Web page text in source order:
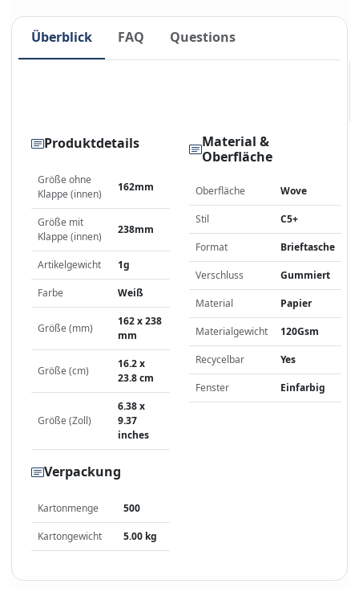
Überblick FAQ Questions
Produktdetails
Größe ohne
Klappe (innen)
162mm
Größe mit
Klappe (innen)
238mm
Artikelgewicht 1g
Farbe Weiß
Größe (mm)
162 x 238
mm
Größe (cm)
16.2 x
23.8 cm
Größe (Zoll)
6.38 x
9.37
inches
Material &
Oberfläche
Oberfläche Wove
Stil C5+
Format Brieftasche
Verschluss Gummiert
Material Papier
Materialgewicht 120Gsm
Recycelbar Yes
Fenster Einfarbig
Verpackung
Kartonmenge 500
Kartongewicht 5.00 kg